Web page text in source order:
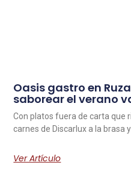
Oasis gastro en
saborear el verano
Con platos fuera de carta que
carnes de Discarlux a la brasa
Ver Artículo